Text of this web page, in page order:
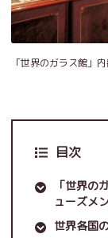
「世界のガラス館」
目次
「世界の
ューズメ
世界各国